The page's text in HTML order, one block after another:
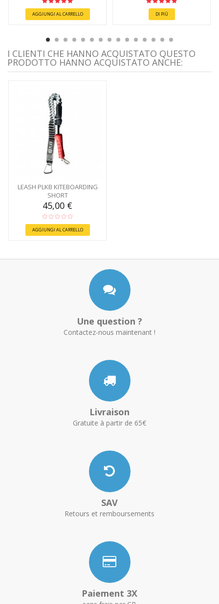
AGGIUNGI AL CARRELLO DI PIÙ
I CLIENTI CHE HANNO ACQUISTATO QUESTO
PRODOTTO HANNO ACQUISTATO ANCHE:
LEASH PLKB KITEBOARDING
SHORT
45,00 €
AGGIUNGI AL CARRELLO
Une question ?
Contactez-nous maintenant !
Livraison
Gratuite à partir de 65€
SAV
Retours et remboursements
Paiement 3X